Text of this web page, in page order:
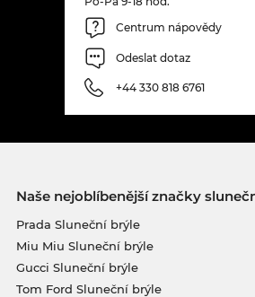
Centrum nápovědy
Odeslat dotaz
+44 330 818 6761
Naše nejoblíbenější značky
Prada Sluneční brýle
Miu Miu Sluneční brýle
Gucci Sluneční brýle
Tom Ford Sluneční brýle